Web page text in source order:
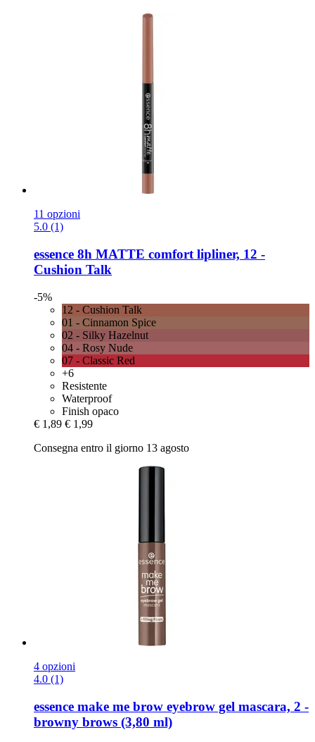
11 opzioni
5.0 (1)
essence 8h MATTE comfort lipliner, 12 -​
Cushion Talk
-5%
12 - Cushion Talk
01 - Cinnamon Spice
02 - Silky Hazelnut
04 - Rosy Nude
07 - Classic Red
+6
Resistente
Waterproof
Finish opaco
€ 1,89 € 1,99
Consegna entro il giorno 13 agosto
4 opzioni
4.0 (1)
essence make me brow eyebrow gel mascara, 2 -​
browny brows (3,80 ml)